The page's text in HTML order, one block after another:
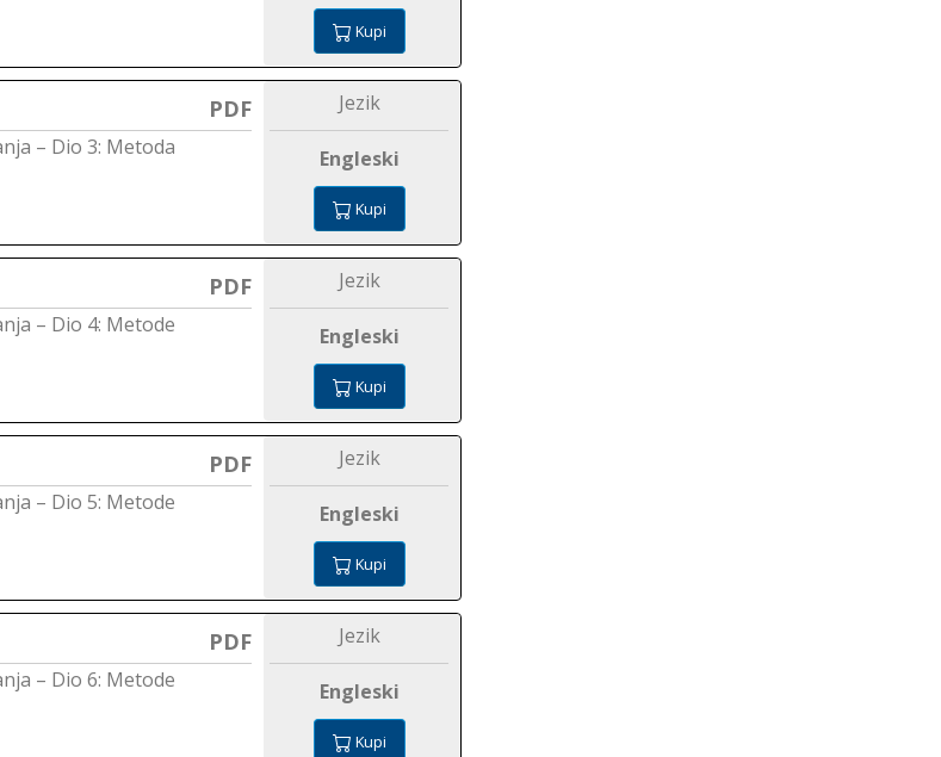
Kupi
PDF
– Dio 3: Metoda
Jezik
Engleski
Kupi
PDF
– Dio 4: Metode
Jezik
Engleski
Kupi
PDF
– Dio 5: Metode
Jezik
Engleski
Kupi
PDF
– Dio 6: Metode
Jezik
Engleski
Kupi